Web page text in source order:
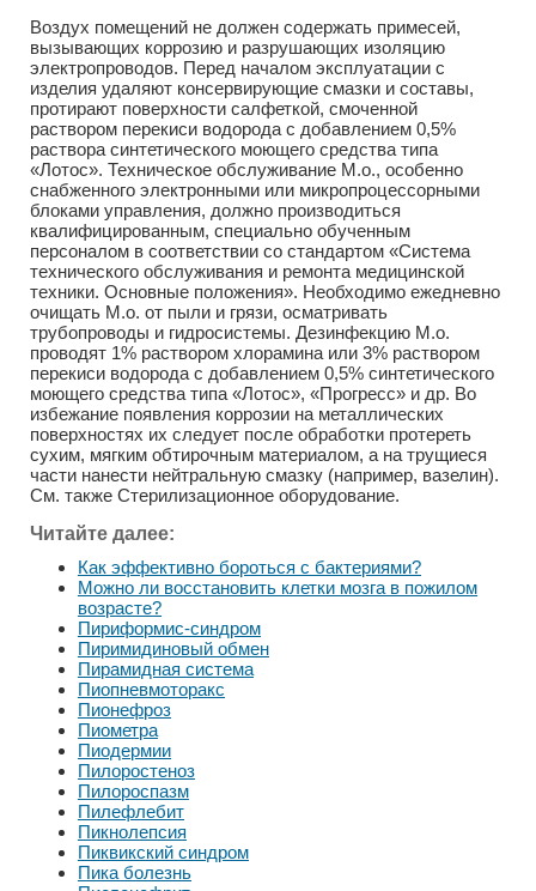
Воздух помещений не должен содержать примесей,
вызывающих коррозию и разрушающих изоляцию
электропроводов. Перед началом эксплуатации с
изделия удаляют консервирующие смазки и составы,
протирают поверхности салфеткой, смоченной
раствором перекиси водорода с добавлением 0,5%
раствора синтетического моющего средства типа
«Лотос». Техническое обслуживание М.о., особенно
снабженного электронными или микропроцессорными
блоками управления, должно производиться
квалифицированным, специально обученным
персоналом в соответствии со стандартом «Система
технического обслуживания и ремонта медицинской
техники. Основные положения». Необходимо ежедневно
очищать М.о. от пыли и грязи, осматривать
трубопроводы и гидросистемы. Дезинфекцию М.о.
проводят 1% раствором хлорамина или 3% раствором
перекиси водорода с добавлением 0,5% синтетического
моющего средства типа «Лотос», «Прогресс» и др. Во
избежание появления коррозии на металлических
поверхностях их следует после обработки протереть
сухим, мягким обтирочным материалом, а на трущиеся
части нанести нейтральную смазку (например, вазелин).
См. также Стерилизационное оборудование.
Читайте далее:
Как эффективно бороться с бактериями?
Можно ли восстановить клетки мозга в пожилом
возрасте?
Пириформис-синдром
Пиримидиновый обмен
Пирамидная система
Пиопневмоторакс
Пионефроз
Пиометра
Пиодермии
Пилоростеноз
Пилороспазм
Пилефлебит
Пикнолепсия
Пиквикский синдром
Пика болезнь